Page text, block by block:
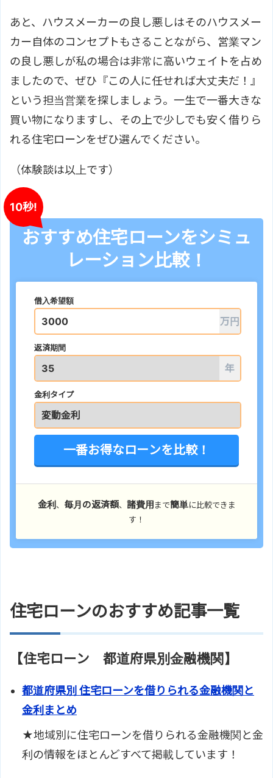
あと、ハウスメーカーの良し悪しはそのハウスメー
カー自体のコンセプトもさることながら、営業マン
の良し悪しが私の場合は非常に高いウェイトを占め
ましたので、ぜひ『この人に任せれば大丈夫だ！』
という担当営業を探しましょう。一生で一番大きな
買い物になりますし、その上で少しでも安く借りら
れる住宅ローンをぜひ選んでください。
（体験談は以上です）
10秒!
おすすめ住宅ローンをシミュ
レーション比較！
借入希望額
万円
返済期間
年
金利タイプ
一番お得なローンを比較！
金利、 毎月の返済額、 諸費用まで簡単に比較できま
す！
住宅ローンのおすすめ記事一覧
【住宅ローン 都道府県別金融機関】
都道府県別 住宅ローンを借りられる金融機関と
金利まとめ
★地域別に住宅ローンを借りられる金融機関と金
利の情報をほとんどすべて掲載しています！